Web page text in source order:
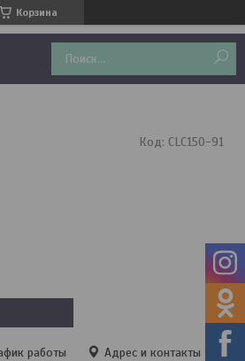
Корзина
Код: CLC150-91
работы Адрес и контакты